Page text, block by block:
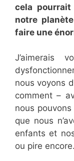
cela
notre
faire une
J’aimerais
nous voyons
comment –
nous
que nous
enfants et
ou pire encore.